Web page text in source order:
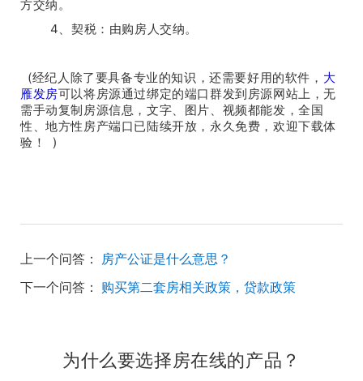
方交纳。
4、契税：由购房人交纳。
(经纪人除了要具备专业的知识，还需要好用的软件， 大
雁发房可以将房源通过绑定的端口群发到房源网站上，无
需手动复制房源信息，文字、图片、视频都能发，全国
性、地方性房产端口已陆续开放，永久免费，欢迎下载体
验！ )
上一个问答： 房产公证是什么意思？
下一个问答： 购买第二套房相关政策，贷款政策
为什么要选择房在线的产品？